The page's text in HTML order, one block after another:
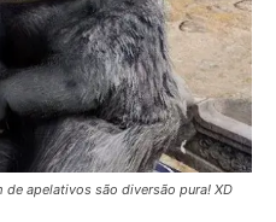
de apelativos são diversão pura! XD